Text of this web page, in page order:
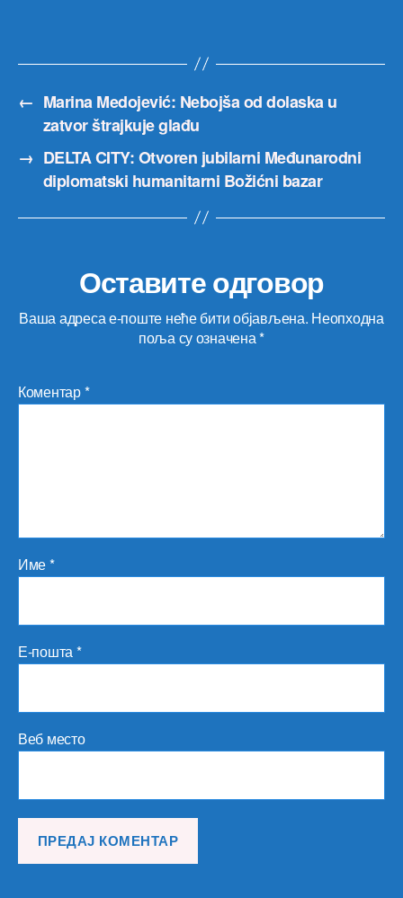
← Marina Medojević: Nebojša od dolaska u
zatvor štrajkuje glađu
→ DELTA CITY: Otvoren jubilarni Međunarodni
diplomatski humanitarni Božićni bazar
Оставите одговор
Ваша адреса е-поште неће бити објављена. Неопходна
поља су означена*
Коментар*
Име*
Е-пошта*
Веб место